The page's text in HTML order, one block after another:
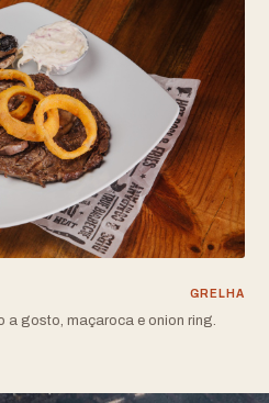
GRELHA
a gosto, maçaroca e onion ring.